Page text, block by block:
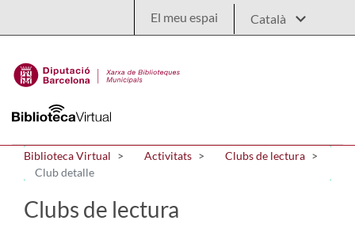
El meu espai
Biblioteca Virtual Activitats
Clubs de lectura
Club detalle
Clubs de lectura